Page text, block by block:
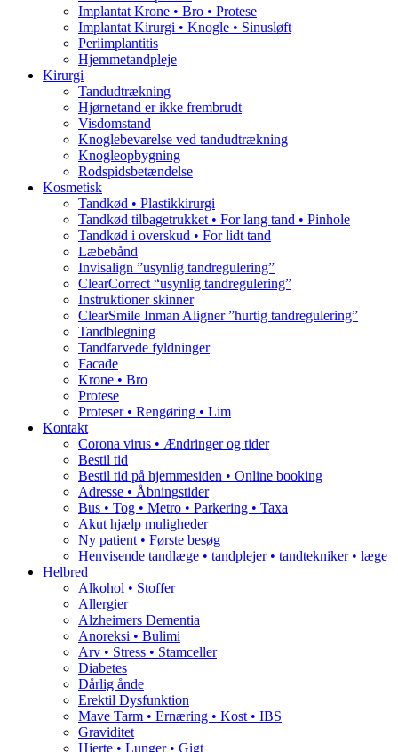
Implantat Krone • Bro • Protese
Implantat Kirurgi • Knogle • Sinusløft
Periimplantitis
Hjemmetandpleje
Kirurgi
Tandudtrækning
Hjørnetand er ikke frembrudt
Visdomstand
Knoglebevarelse ved tandudtrækning
Knogleopbygning
Rodspidsbetændelse
Kosmetisk
Tandkød • Plastikkirurgi
Tandkød tilbagetrukket • For lang tand • Pinhole
Tandkød i overskud • For lidt tand
Læbebånd
Invisalign ”usynlig tandregulering”
ClearCorrect “usynlig tandregulering”
Instruktioner skinner
ClearSmile Inman Aligner ”hurtig tandregulering”
Tandblegning
Tandfarvede fyldninger
Facade
Krone • Bro
Protese
Proteser • Rengøring • Lim
Kontakt
Corona virus • Ændringer og tider
Bestil tid
Bestil tid på hjemmesiden • Online booking
Adresse • Åbningstider
Bus • Tog • Metro • Parkering • Taxa
Akut hjælp muligheder
Ny patient • Første besøg
Henvisende tandlæge • tandplejer • tandtekniker • læge
Helbred
Alkohol • Stoffer
Allergier
Alzheimers Dementia
Anoreksi • Bulimi
Arv • Stress • Stamceller
Diabetes
Dårlig ånde
Erektil Dysfunktion
Mave Tarm • Ernæring • Kost • IBS
Graviditet
Hjerte • Lunger • Gigt